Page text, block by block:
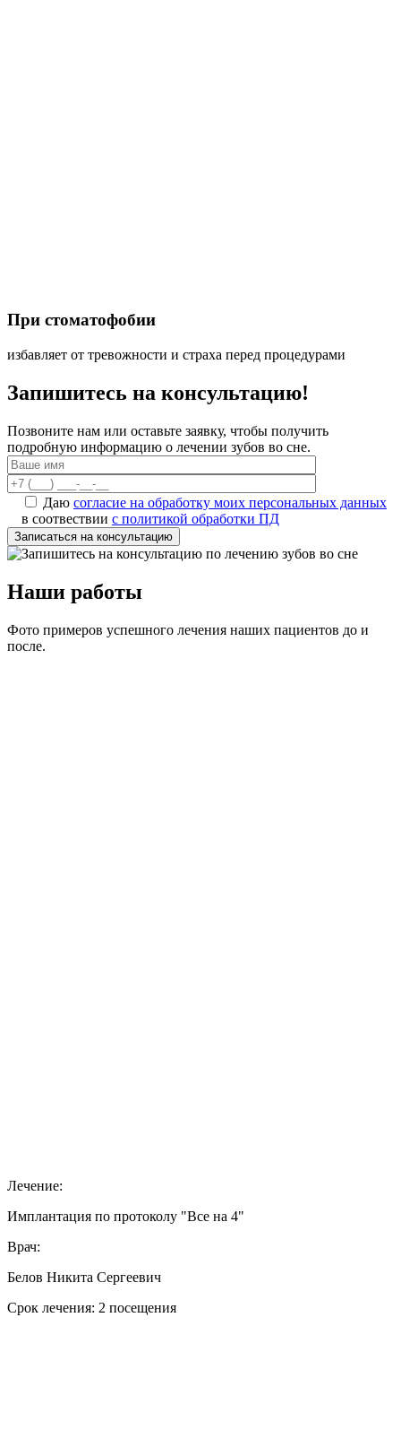
При стоматофобии
избавляет от тревожности и страха перед процедурами
Запишитесь на консультацию!
Позвоните нам или оставьте заявку, чтобы получить
подробную информацию о лечении зубов во сне.
Даю согласие на обработку моих персональных данных
в соотвествии с политикой обработки ПД
Наши работы
Фото примеров успешного лечения наших пациентов до и
после.
Лечение:
Имплантация по протоколу "Все на 4"
Врач:
Белов Никита Сергеевич
Срок лечения: 2 посещения